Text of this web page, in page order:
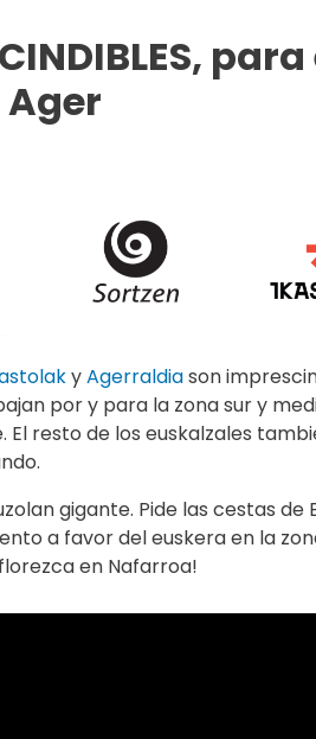
yAgerraldiason
por y para la zona sur y
El resto de los euskalzales
gigante. Pide las cestas de
a favor del euskera en la
en Nafarroa!